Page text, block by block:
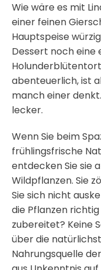
Wie wäre es mit
einer feinen
Hauptspeise
Dessert noch eine
abenteuerlich, ist
manch einer
lecker.
Wenn Sie beim
frühlingsfrische
entdecken Sie sie
Wildpflanzen. Sie
Sie sich nicht
die Pflanzen
zubereitet? Keine
über die
Nahrungsquelle